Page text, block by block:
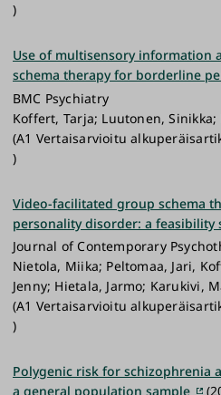
)
Use of multisensory information
schema therapy for borderline
BMC Psychiatry
Koffert, Tarja; Luutonen, Sinikka;
(A1 Vertaisarvioitu
)
Video-facilitated group schema
personality disorder: a feasibility
Journal of Contemporary
Nietola, Miika; Peltomaa, Jari,
Jenny; Hietala, Jarmo; Karukivi,
(A1 Vertaisarvioitu
)
Polygenic risk for schizophrenia
a general population sample